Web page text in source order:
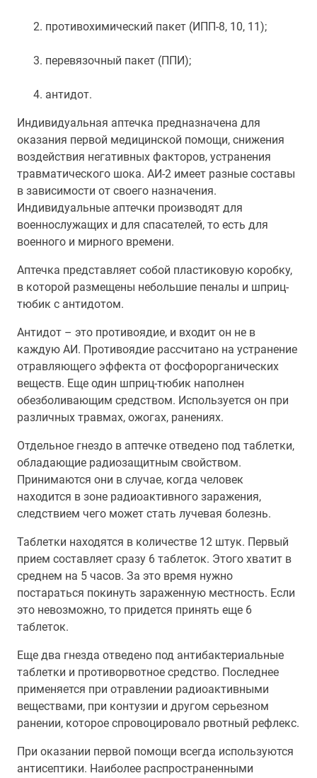
противохимический пакет (ИПП-8, 10, 11);
перевязочный пакет (ППИ);
антидот.
Индивидуальная аптечка предназначена для
оказания первой медицинской помощи, снижения
воздействия негативных факторов, устранения
травматического шока. АИ-2 имеет разные составы
в зависимости от своего назначения.
Индивидуальные аптечки производят для
военнослужащих и для спасателей, то есть для
военного и мирного времени.
Аптечка представляет собой пластиковую коробку,
в которой размещены небольшие пеналы и шприц-
тюбик с антидотом.
Антидот – это противоядие, и входит он не в
каждую АИ. Противоядие рассчитано на устранение
отравляющего эффекта от фосфорорганических
веществ. Еще один шприц-тюбик наполнен
обезболивающим средством. Используется он при
различных травмах, ожогах, ранениях.
Отдельное гнездо в аптечке отведено под таблетки,
обладающие радиозащитным свойством.
Принимаются они в случае, когда человек
находится в зоне радиоактивного заражения,
следствием чего может стать лучевая болезнь.
Таблетки находятся в количестве 12 штук. Первый
прием составляет сразу 6 таблеток. Этого хватит в
среднем на 5 часов. За это время нужно
постараться покинуть зараженную местность. Если
это невозможно, то придется принять еще 6
таблеток.
Еще два гнезда отведено под антибактериальные
таблетки и противорвотное средство. Последнее
применяется при отравлении радиоактивными
веществами, при контузии и другом серьезном
ранении, которое спровоцировало рвотный рефлекс.
При оказании первой помощи всегда используются
антисептики. Наиболее распространенными